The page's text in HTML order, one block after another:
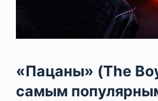
«Пацаны» (The
самым